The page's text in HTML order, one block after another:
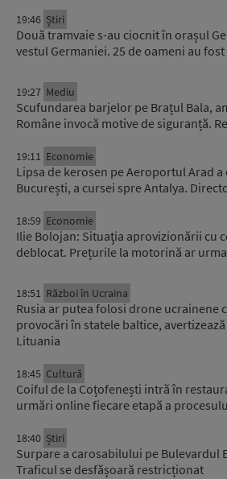
19:46 Știri
Două tramvaie s-au ciocnit în orașul
vestul Germaniei. 25 de oameni au
19:27 Mediu
Scufundarea barjelor pe Brațul Bala,
Române invocă motive de siguranță.
19:11 Economie
Lipsa de kerosen pe Aeroportul Arad a
București, a cursei spre Antalya.
18:59 Economie
Ilie Bolojan: Situaţia aprovizionării cu
deblocat. Prețurile la motorină ar
18:51 Război în Ucraina
Rusia ar putea folosi drone ucrainene
provocări în statele baltice,
Lituania
18:45 Cultură
Coiful de la Coțofenești intră în
urmări online fiecare etapă a
18:40 Știri
Surpare a carosabilului pe Bulevardul
Traficul se desfășoară restricționat